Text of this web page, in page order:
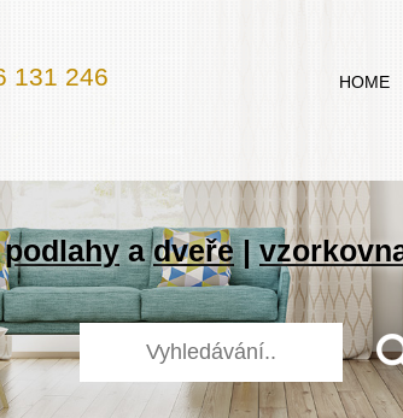
131 246 HOME
podlahyadveře|